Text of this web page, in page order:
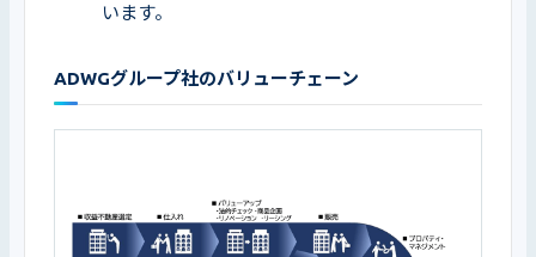
います。
ADWGグループ社のバリューチェーン